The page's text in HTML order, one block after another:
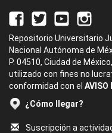
Repositorio Universitario
Nacional Autónoma de
P. 04510, Ciudad de
utilizado con fines no
conformidad con el AVISO
¿Cómo llegar?
Suscripción a